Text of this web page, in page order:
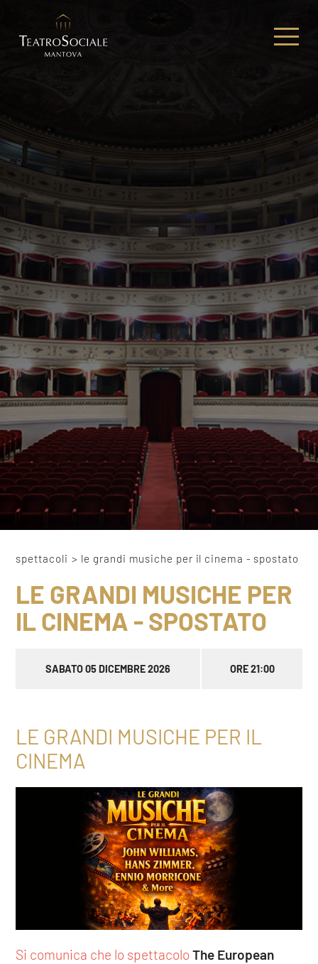
spettacoli > le grandi musiche per il cinema - spostato
LE GRANDI MUSICHE PER
IL CINEMA - SPOSTATO
SABATO 05 DICEMBRE 2026 ORE 21:00
LE GRANDI MUSICHE PER IL
CINEMA
Si comunica che lo spettacoloThe European